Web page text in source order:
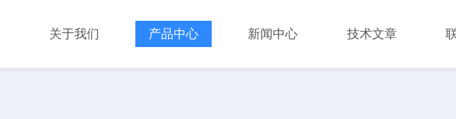
关于我们 产品中心 新闻中心 技术文章